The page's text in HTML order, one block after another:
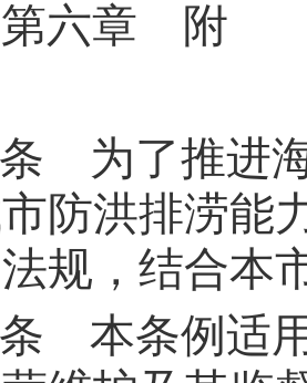
第六章 附
为了推进
防洪排涝能
规，结合本
本条例适